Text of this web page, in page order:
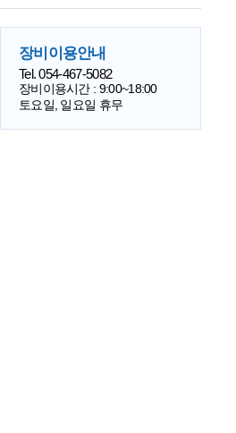
장비이용안내
Tel. 054-467-5082
장비이용시간 : 9:00~18:00
토요일, 일요일 휴무